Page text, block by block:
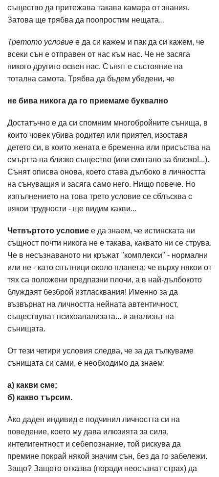
същество да притежава такава камара от знания.
Затова ще трябва да поопростим нещата...
Третото условие е да си кажем и пак да си кажем, че
всеки сън е отправен от нас към нас. Че не засяга
никого другиго освен нас. Сънят е състояние на
тотална самота. Трябва да бъдем убедени, че
не бива никога да го приемаме буквално
Достатъчно е да си спомним многобройните сънища, в
които човек убива родител или приятел, изоставя
детето си, в които жената е бременна или присъства на
смъртта на близко същество (или смятано за близко!...).
Сънят описва онова, което става дълбоко в личността
на сънуващия и засяга само него. Нищо повече. Но
изпълнението на това трето условие се сблъсква с
някои трудности - ще видим какви...
Четвъртото условие е да знаем, че истинската ни
същност почти никога не е такава, каквато ни се струва.
Че в несъзнаваното ни кръжат "комплекси" - нормални
или не - като спътници около планета; че върху някои от
тях са положени предпазни плочи, а в най-дълбокото
блуждаят безброй изтласквания! Именно за да
възвърнат на личността нейната автентичност,
съществуват психоанализата... и анализът на
сънищата.
От тези четири условия следва, че за да тълкуваме
сънищата си сами, е необходимо да знаем:
а) какви сме;
б) какво търсим.
Ако даден индивид е подчинил личността си на
поведение, което му дава илюзията за сила,
интелигентност и себепознание, той рискува да
премине покрай някой значим сън, без да го забележи.
Защо? Защото отказва (поради неосъзнат страх) да